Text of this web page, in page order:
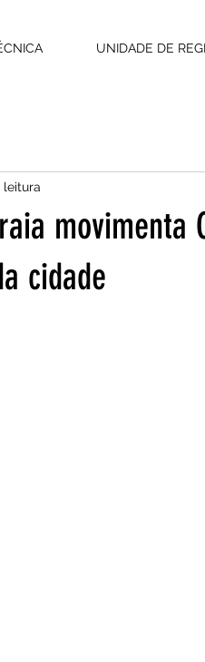
UNIDADE DE
movimenta
cidade
leitura